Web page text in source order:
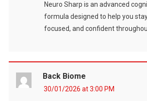
Neuro Sharp is an advanced
formula designed to help you
focused, and confident
Back Biome
30/01/2026 at 3:00 PM